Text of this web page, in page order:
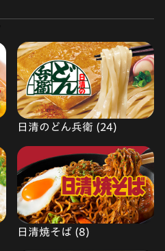
日清のどん兵衛 (24)
日清焼そば (8)